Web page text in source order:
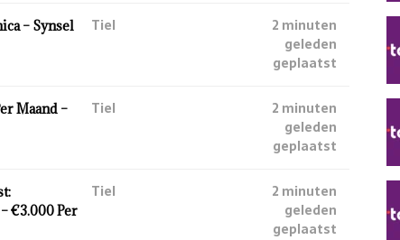
– Synsel Tiel
2 minuten
geleden
geplaatst
Maand – Tiel
2 minuten
geleden
geplaatst
€3.000 Per
Tiel
2 minuten
geleden
geplaatst